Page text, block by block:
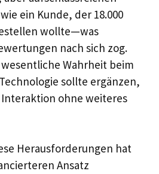
ein Kunde, der 18.000
wollte—was
nach sich zog.
Wahrheit beim
sollte ergänzen,
ohne weiteres
Herausforderungen hat
Ansatz